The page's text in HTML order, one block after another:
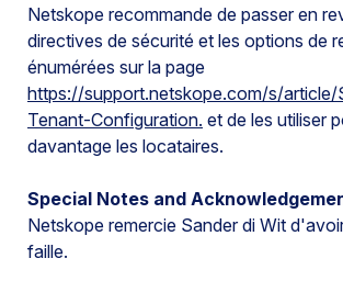
Netskope recommande de passer en
directives de sécurité et les options de
énumérées sur la page
https://support.netskope.com/s/article/
Tenant-Configuration. et de les utiliser
davantage les locataires.
Special Notes and
Netskope remercie Sander di Wit
faille.